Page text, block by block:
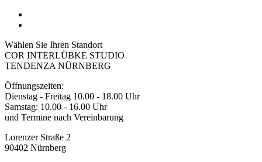
Wählen Sie Ihren Standort
COR INTERLÜBKE STUDIO
TENDENZA NÜRNBERG
Öffnungszeiten:
Dienstag - Freitag 10.00 - 18.00 Uhr
Samstag: 10.00 - 16.00 Uhr
und Termine nach Vereinbarung
Lorenzer Straße 2
90402 Nürnberg